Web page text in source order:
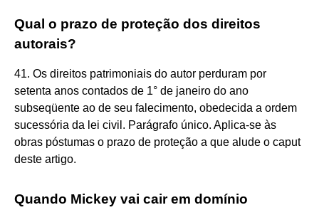
Qual o prazo de proteção dos direitos
autorais?
41. Os direitos patrimoniais do autor perduram por
setenta anos contados de 1° de janeiro do ano
subseqüente ao de seu falecimento, obedecida a ordem
sucessória da lei civil. Parágrafo único. Aplica-se às
obras póstumas o prazo de proteção a que alude o caput
deste artigo.
Quando Mickey vai cair em domínio